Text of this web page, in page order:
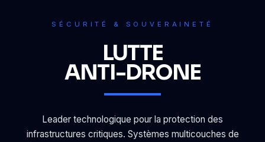
SÉCURITÉ & SOUVERAINETÉ
LUTTE
ANTI-DRONE
Leader technologique pour la protection des
infrastructures critiques. Systèmes multicouches de